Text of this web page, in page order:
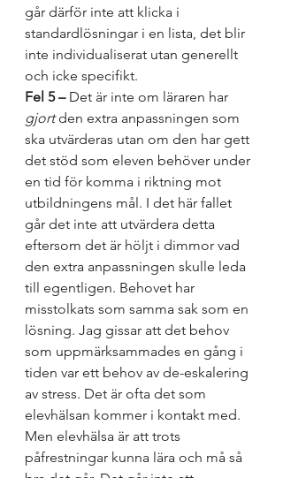
går därför inte att klicka i
standardlösningar i en lista, det blir
inte individualiserat utan generellt
och icke specifikt.
Fel 5 – Det är inte om läraren har
gjort den extra anpassningen som
ska utvärderas utan om den har gett
det stöd som eleven behöver under
en tid för komma i riktning mot
utbildningens mål. I det här fallet
går det inte att utvärdera detta
eftersom det är höljt i dimmor vad
den extra anpassningen skulle leda
till egentligen. Behovet har
misstolkats som samma sak som en
lösning. Jag gissar att det behov
som uppmärksammades en gång i
tiden var ett behov av de-eskalering
av stress. Det är ofta det som
elevhälsan kommer i kontakt med.
Men elevhälsa är att trots
påfrestningar kunna lära och må så